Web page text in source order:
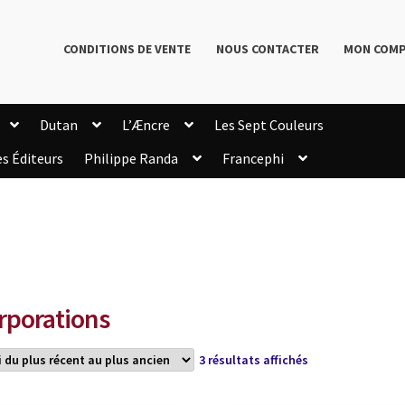
CONDITIONS DE VENTE NOUS CONTACTER MON
Dutan L’Æncre
Les Sept Couleurs
Éditeurs Philippe Randa
Francephi
3 résultats affichésTrié